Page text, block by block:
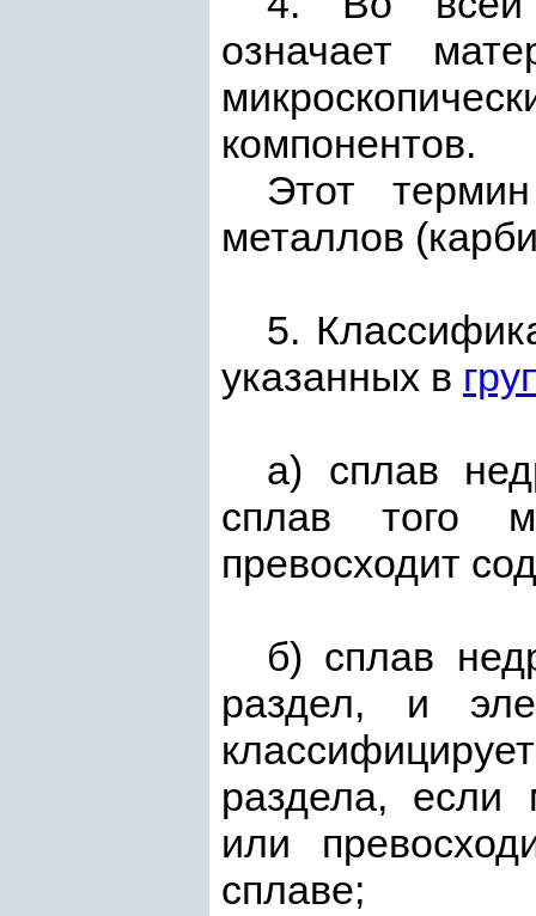
означает
компонентов.
Этот
металлов
5.
указанных в
а) сплав
сплав того
превосходит
б) сплав
раздел, и
раздела, если
или
сплаве;